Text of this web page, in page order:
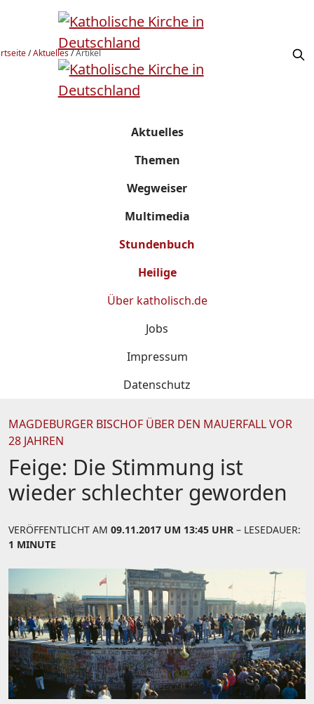
/Aktuelles/Artikel
Aktuelles
Themen
Wegweiser
Multimedia
Stundenbuch
Heilige
Über katholisch.de
Jobs
Impressum
Datenschutz
MAGDEBURGER BISCHOF ÜBER DEN MAUERFALL VOR
28 JAHREN
Feige: Die Stimmung ist
wieder schlechter geworden
VERÖFFENTLICHT AM 09.11.2017 UM 13:45 UHR – LESEDAUER:
1 MINUTE